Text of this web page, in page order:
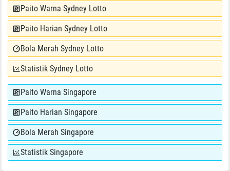
Paito Warna Sydney Lotto
Paito Harian Sydney Lotto
Bola Merah Sydney Lotto
Statistik Sydney Lotto
Paito Warna Singapore
Paito Harian Singapore
Bola Merah Singapore
Statistik Singapore